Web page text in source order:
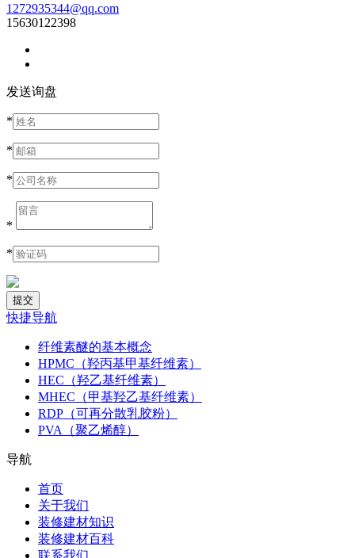
1272935344@qq.com
15630122398
发送询盘
*
*
*
*
*
快捷导航
纤维素醚的基本概念
HPMC（羟丙基甲基纤维素）
HEC（羟乙基纤维素）
MHEC（甲基羟乙基纤维素）
RDP（可再分散乳胶粉）
PVA（聚乙烯醇）
导航
首页
关于我们
装修建材知识
装修建材百科
联系我们